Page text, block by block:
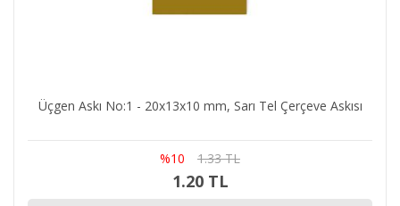
Üçgen Askı No:1 - 20x13x10 mm, Sarı Tel Çerçeve Askısı
%10 1.33 TL
1.20 TL